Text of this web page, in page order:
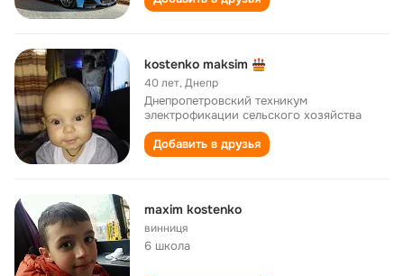
kostenko maksim
40 лет,Днепр
Днепропетровский техникум
электрофикации сельского хозяйства
Добавить в друзья
maxim kostenko
винниця
6 школа